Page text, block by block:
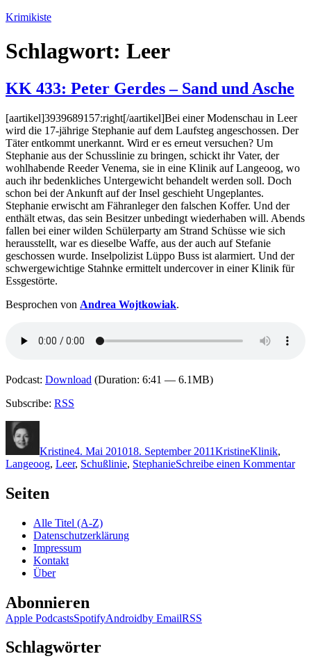
Zum
springen
Krimikiste
Schlagwort: Leer
KK 433: Peter Gerdes – Sand und Asche
[aartikel]3939689157:right[/aartikel]Bei einer Modenschau in Leer
wird die 17-jährige Stephanie auf dem Laufsteg angeschossen. Der
Täter entkommt unerkannt. Wird er es erneut versuchen? Um
Stephanie aus der Schusslinie zu bringen, schickt ihr Vater, der
wohlhabende Reeder Venema, sie in eine Klinik auf Langeoog, wo
auch ihr bedenkliches Untergewicht behandelt werden soll. Doch
schon bei der Ankunft auf der Insel geschieht Ungeplantes.
Stephanie erwischt am Fähranleger den falschen Koffer. Und der
enthält etwas, das sein Besitzer unbedingt wiederhaben will. Abends
fallen bei einer wilden Schülerparty am Strand Schüsse wie sich
herausstellt, war es dieselbe Waffe, aus der auch auf Stefanie
geschossen wurde. Inselpolizist Lüppo Buss ist alarmiert. Und der
schwergewichtige Stahnke ermittelt undercover in einer Klinik für
Essgestörte.
Besprochen von Andrea Wojtkowiak.
Podcast: Download (Duration: 6:41 — 6.1MB)
Subscribe: RSS
Kristine4. Mai 201018. September 2011KristineKlinik,
Langeoog, Leer, Schußlinie, StephanieSchreibe einen Kommentarzu
Seiten
Alle Titel (A-Z)
Datenschutzerklärung
Impressum
Kontakt
Über
Abonnieren
Apple PodcastsSpotifyAndroidby EmailRSS
Schlagwörter